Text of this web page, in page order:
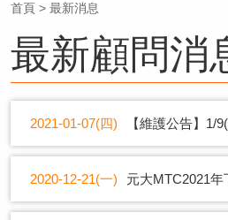
首頁 > 最新消息
最新顧問消
2021-01-07(四) 【維護公告】1/
2020-12-21(一) 元大MTC2021